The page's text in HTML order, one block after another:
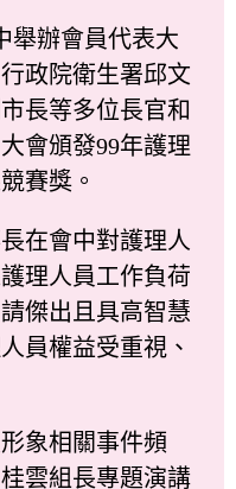
辦會員代表大
政院衛生署邱文
長等多位長官和
會頒發99年護理
賽獎。
在會中對護理人
理人員工作負荷
傑出且具高智慧
員權益受重視、
象相關事件頻
雲組長專題演講